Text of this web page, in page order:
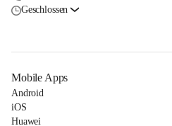
Geschlossen
Mobile Apps
Android
iOS
Huawei